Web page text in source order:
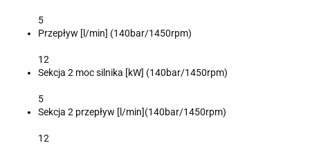
5
Przepływ [l/min] (140bar/1450rpm)
12
Sekcja 2 moc silnika [kW] (140bar/1450rpm)
5
Sekcja 2 przepływ [l/min](140bar/1450rpm)
12